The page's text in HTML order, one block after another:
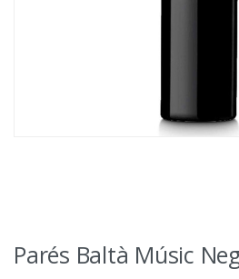
Parés Baltà Músic